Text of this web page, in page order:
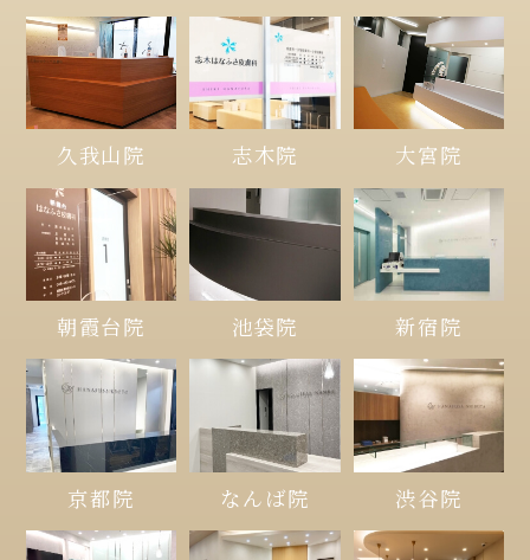
久我山院 志木院 大宮院
朝霞台院 池袋院 新宿院
京都院 なんば院 渋谷院